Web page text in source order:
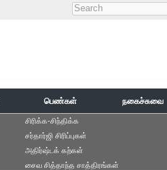
Search form
பெண்கள் நகைச்சுவை
சிரிக்க-சிந்திக்க
சர்தார்ஜி சிரிப்புகள்
அதிர்ஷ்டக் கற்கள்
சைவ சித்தாந்த சாத்திரங்கள்